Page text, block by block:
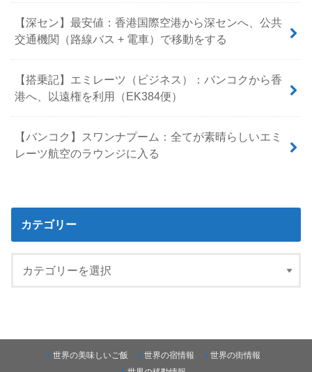
【深セン】最安値：香港国際空港から深センへ、公共
交通機関（路線バス + 電車）で移動をする
【搭乗記】エミレーツ（ビジネス）：バンコクから香
港へ、以遠権を利用（EK384便）
【バンコク】スワンナプーム：全てが素晴らしいエミ
レーツ航空のラウンジに入る
カテゴリー
世界の美味しいご飯 世界の宿情報
世界の街情報